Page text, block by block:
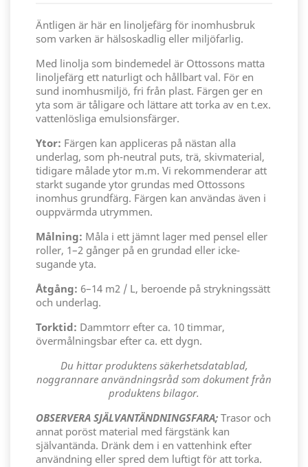
Äntligen är här en linoljefärg för inomhusbruk
som varken är hälsoskadlig eller miljöfarlig.
Med linolja som bindemedel är Ottossons matta
linoljefärg ett naturligt och hållbart val. För en
sund inomhusmiljö, fri från plast. Färgen ger en
yta som är tåligare och lättare att torka av en t.ex.
vattenlösliga emulsionsfärger.
Ytor: Färgen kan appliceras på nästan alla
underlag, som ph-neutral puts, trä, skivmaterial,
tidigare målade ytor m.m. Vi rekommenderar att
starkt sugande ytor grundas med Ottossons
inomhus grundfärg. Färgen kan användas även i
ouppvärmda utrymmen.
Målning: Måla i ett jämnt lager med pensel eller
roller, 1–2 gånger på en grundad eller icke-
sugande yta.
Åtgång: 6–14 m2 / L, beroende på strykningssätt
och underlag.
Torktid: Dammtorr efter ca. 10 timmar,
övermålningsbar efter ca. ett dygn.
Du hittar produktens säkerhetsdatablad,
noggrannare användningsråd som dokument från
produktens bilagor.
OBSERVERA SJÄLVANTÄNDNINGSFARA; Trasor och
annat poröst material med färgstänk kan
självantända. Dränk dem i en vattenhink efter
användning eller spred dem luftigt för att torka.